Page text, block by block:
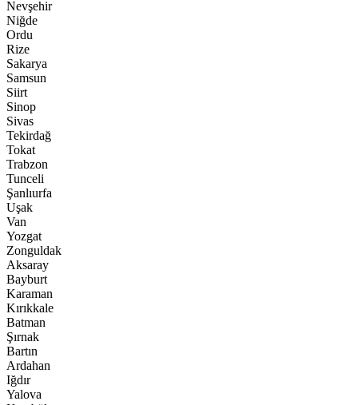
Nevşehir
Niğde
Ordu
Rize
Sakarya
Samsun
Siirt
Sinop
Sivas
Tekirdağ
Tokat
Trabzon
Tunceli
Şanlıurfa
Uşak
Van
Yozgat
Zonguldak
Aksaray
Bayburt
Karaman
Kırıkkale
Batman
Şırnak
Bartın
Ardahan
Iğdır
Yalova